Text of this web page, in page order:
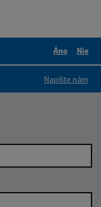
Áno
Nie
Napíšte nám